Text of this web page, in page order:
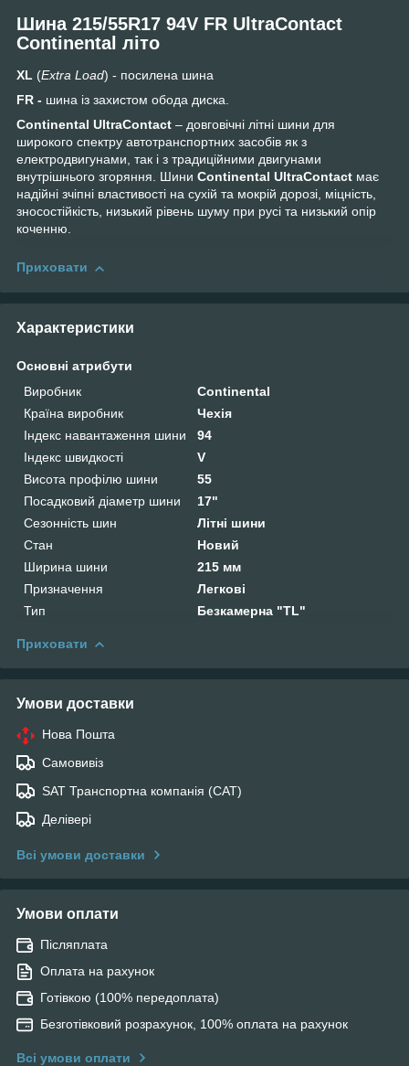
Шина 215/55R17 94V FR UltraContact
Continental літо
XL (Extra Load) - посилена шина
FR - шина із захистом обода диска.
Continental UltraContact – довговічні літні шини для
широкого спектру автотранспортних засобів як з
електродвигунами, так і з традиційними двигунами
внутрішнього згоряння. Шини Continental UltraContact має
надійні зчіпні властивості на сухій та мокрій дорозі, міцність,
зносостійкість, низький рівень шуму при русі та низький опір
коченню.
Приховати
Характеристики
Основні атрибути
Виробник
Continental
Країна виробник
Чехія
Індекс навантаження шини
94
Індекс швидкості
V
Висота профілю шини
55
Посадковий діаметр шини
17"
Сезонність шин
Літні шини
Стан
Новий
Ширина шини
215 мм
Призначення
Легкові
Тип
Безкамерна "TL"
Приховати
Умови доставки
Нова Пошта
Самовивіз
SAT Транспортна компанія (САТ)
Делівері
Всі умови доставки
Умови оплати
Післяплата
Оплата на рахунок
Готівкою (100% передоплата)
Безготівковий розрахунок, 100% оплата на рахунок
Всі умови оплати